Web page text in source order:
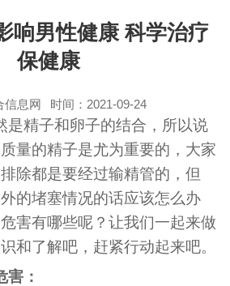
响男性健康 科学治疗
保健康
信息网 时间：2021-09-24
是精子和卵子的结合，所以说
量的精子是尤为重要的，大家
除都是要经过输精管的，但
的堵塞情况的话应该怎么办
害有哪些呢？让我们一起来做
和了解吧，赶紧行动起来吧。
害：